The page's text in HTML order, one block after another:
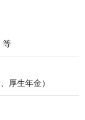
等
厚生年金）